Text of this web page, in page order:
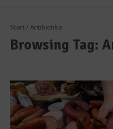
Start/ Antibiotika
Browsing Tag: